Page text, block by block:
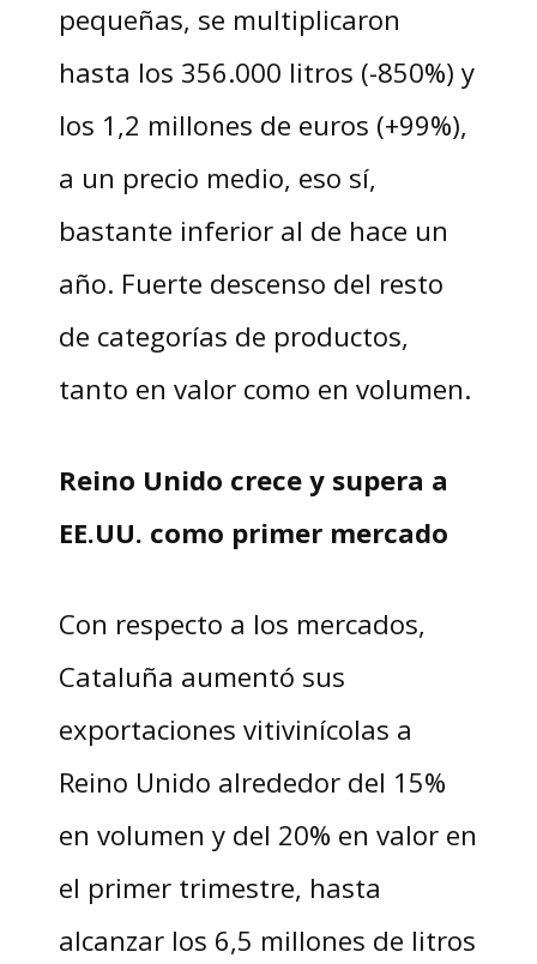
pequeñas, se multiplicaron
hasta los 356.000 litros (-850%) y
los 1,2 millones de euros (+99%),
a un precio medio, eso sí,
bastante inferior al de hace un
año. Fuerte descenso del resto
de categorías de productos,
tanto en valor como en volumen.
Reino Unido crece y supera a
EE.UU. como primer mercado
Con respecto a los mercados,
Cataluña aumentó sus
exportaciones vitivinícolas a
Reino Unido alrededor del 15%
en volumen y del 20% en valor en
el primer trimestre, hasta
alcanzar los 6,5 millones de litros